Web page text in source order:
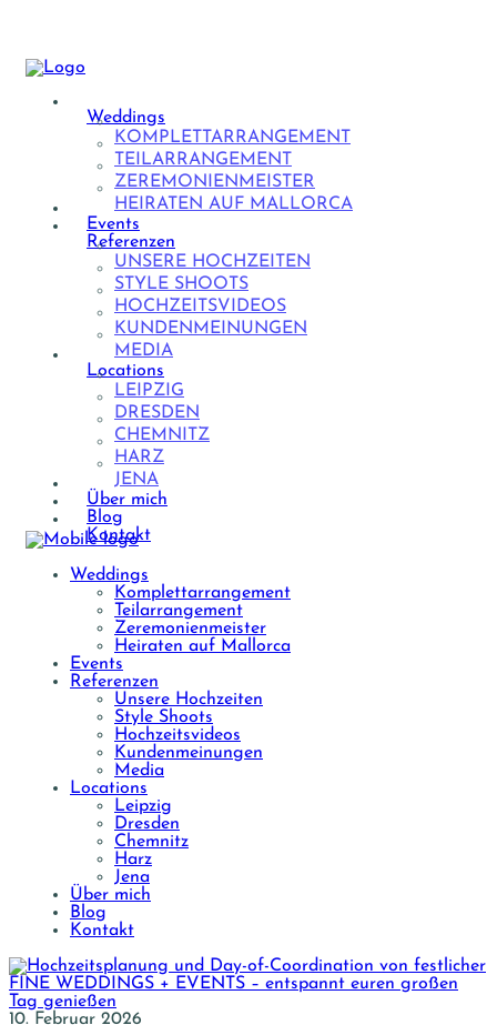
Weddings
KOMPLETTARRANGEMENT
TEILARRANGEMENT
ZEREMONIENMEISTER
HEIRATEN AUF MALLORCA
Events
Referenzen
UNSERE HOCHZEITEN
STYLE SHOOTS
HOCHZEITSVIDEOS
KUNDENMEINUNGEN
MEDIA
Locations
LEIPZIG
DRESDEN
CHEMNITZ
HARZ
JENA
Über mich
Blog
Kontakt
Weddings
Komplettarrangement
Teilarrangement
Zeremonienmeister
Heiraten auf Mallorca
Events
Referenzen
Unsere Hochzeiten
Style Shoots
Hochzeitsvideos
Kundenmeinungen
Media
Locations
Leipzig
Dresden
Chemnitz
Harz
Jena
Über mich
Blog
Kontakt
10. Februar 2026